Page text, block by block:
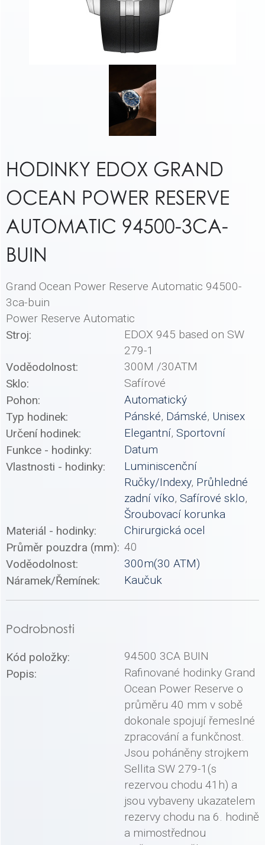
HODINKY EDOX GRAND
OCEAN POWER RESERVE
AUTOMATIC 94500-3CA-
BUIN
Grand Ocean Power Reserve Automatic 94500-
3ca-buin
Power Reserve Automatic
Stroj:
EDOX 945 based on SW
279-1
Voděodolnost:
300M /30ATM
Sklo:
Safírové
Pohon:
Automatický
Typ hodinek:
Pánské, Dámské, Unisex
Určení hodinek:
Elegantní, Sportovní
Funkce - hodinky:
Datum
Vlastnosti - hodinky:
Luminiscenční
Ručky/Indexy, Průhledné
zadní víko, Safírové sklo,
Šroubovací korunka
Materiál - hodinky:
Chirurgická ocel
Průměr pouzdra (mm): 40
Voděodolnost:
300m(30 ATM)
Náramek/Řemínek:
Kaučuk
Podrobnosti
Kód položky:
94500 3CA BUIN
Popis:
Rafinované hodinky Grand
Ocean Power Reserve o
průměru 40 mm v sobě
dokonale spojují řemeslné
zpracování a funkčnost.
Jsou poháněny strojkem
Sellita SW 279-1(s
rezervou chodu 41h) a
jsou vybaveny ukazatelem
rezervy chodu na 6. hodině
a mimostřednou